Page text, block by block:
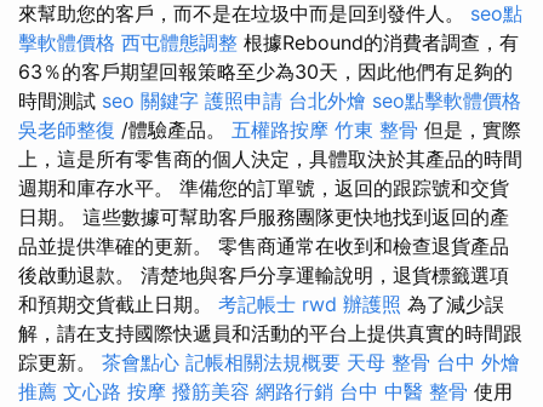
來幫助您的客戶，而不是在垃圾中而是回到發件人。 seo點
擊軟體價格 西屯體態調整 根據Rebound的消費者調查，有
63％的客戶期望回報策略至少為30天，因此他們有足夠的
時間測試 seo 關鍵字 護照申請 台北外燴 seo點擊軟體價格
吳老師整復 /體驗產品。 五權路按摩 竹東 整骨 但是，實際
上，這是所有零售商的個人決定，具體取決於其產品的時間
週期和庫存水平。 準備您的訂單號，返回的跟踪號和交貨
日期。 這些數據可幫助客戶服務團隊更快地找到返回的產
品並提供準確的更新。 零售商通常在收到和檢查退貨產品
後啟動退款。 清楚地與客戶分享運輸說明，退貨標籤選項
和預期交貨截止日期。 考記帳士 rwd 辦護照 為了減少誤
解，請在支持國際快遞員和活動的平台上提供真實的時間跟
踪更新。 茶會點心 記帳相關法規概要 天母 整骨 台中 外燴
推薦 文心路 按摩 撥筋美容 網路行銷 台中 中醫 整骨 使用